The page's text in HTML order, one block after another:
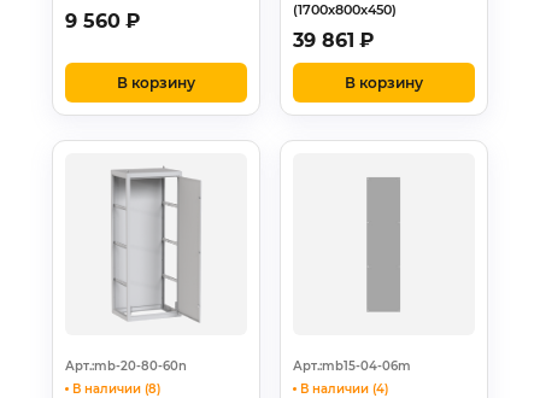
9 560 ₽
В корзину
(1700х800х450)
39 861 ₽
В корзину
Арт.:mb-20-80-60n
В наличии (8)
Арт.:mb15-04-06m
В наличии (4)